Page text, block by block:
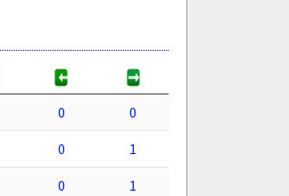
0 0
0 1
0 1